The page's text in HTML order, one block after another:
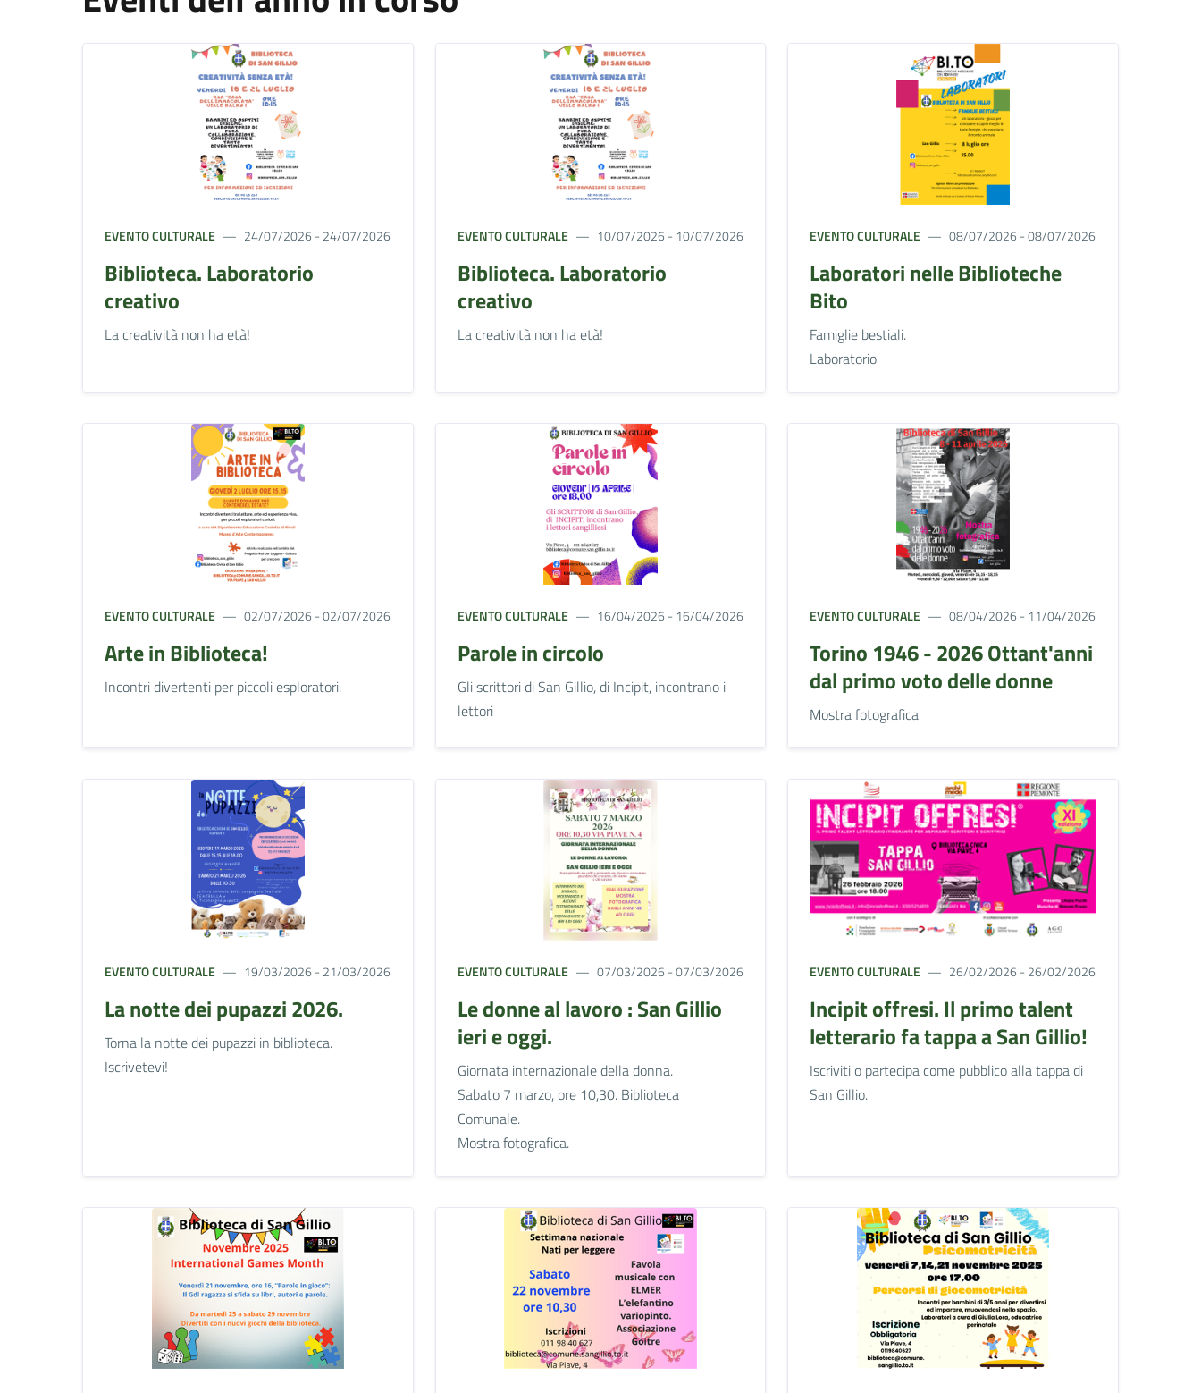
EVENTO CULTURALE 24/07/2026 - 24/07/2026
Biblioteca. Laboratorio
creativo
La creatività non ha età!
EVENTO CULTURALE 10/07/2026 - 10/07/2026
Biblioteca. Laboratorio
creativo
La creatività non ha età!
EVENTO CULTURALE 08/07/2026 - 08/07/2026
Laboratori nelle Biblioteche
Bito
Famiglie bestiali.
Laboratorio
EVENTO CULTURALE 02/07/2026 - 02/07/2026
Arte in Biblioteca!
Incontri divertenti per piccoli esploratori.
EVENTO CULTURALE 16/04/2026 - 16/04/2026
Parole in circolo
Gli scrittori di San Gillio, di Incipit, incontrano i
lettori
EVENTO CULTURALE 08/04/2026 - 11/04/2026
Torino 1946 - 2026 Ottant'anni
dal primo voto delle donne
Mostra fotografica
EVENTO CULTURALE 19/03/2026 - 21/03/2026
La notte dei pupazzi 2026.
Torna la notte dei pupazzi in biblioteca.
Iscrivetevi!
EVENTO CULTURALE 07/03/2026 - 07/03/2026
Le donne al lavoro : San Gillio
ieri e oggi.
Giornata internazionale della donna.
Sabato 7 marzo, ore 10,30. Biblioteca
Comunale.
Mostra fotografica.
EVENTO CULTURALE 26/02/2026 - 26/02/2026
Incipit offresi. Il primo talent
letterario fa tappa a San Gillio!
Iscriviti o partecipa come pubblico alla tappa di
San Gillio.